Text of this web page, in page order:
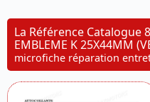
La Référence Catalogue
EMBLEME K 25X44MM
microfiche réparation